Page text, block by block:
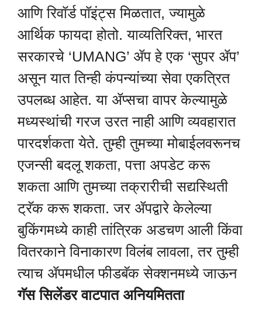
आणि रिवॉर्ड पॉइंट्स मिळतात, ज्यामुळे
आर्थिक फायदा होतो. याव्यतिरिक्त, भारत
सरकारचे ‘UMANG’ ॲप हे एक ‘सुपर ॲप’
असून यात तिन्ही कंपन्यांच्या सेवा एकत्रित
उपलब्ध आहेत. या ॲप्सचा वापर केल्यामुळे
मध्यस्थांची गरज उरत नाही आणि व्यवहारात
पारदर्शकता येते. तुम्ही तुमच्या मोबाईलवरूनच
एजन्सी बदलू शकता, पत्ता अपडेट करू
शकता आणि तुमच्या तक्रारीची सद्यस्थिती
ट्रॅक करू शकता. जर ॲपद्वारे केलेल्या
बुकिंगमध्ये काही तांत्रिक अडचण आली किंवा
वितरकाने विनाकारण विलंब लावला, तर तुम्ही
त्याच ॲपमधील फीडबॅक सेक्शनमध्ये जाऊन
गॅस सिलेंडर वाटपात अनियमितता